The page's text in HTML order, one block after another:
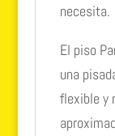
necesita.
El piso
una
flexible y